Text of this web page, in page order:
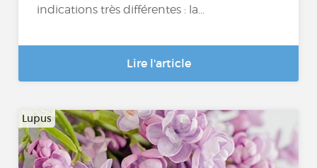
indications très différentes : la...
Lire l'article
Lupus